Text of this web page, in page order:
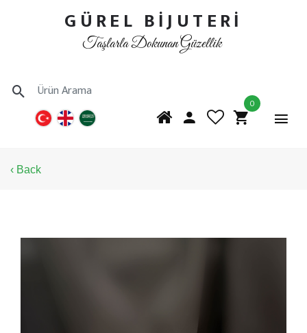
GÜREL BİJUTERİ
Taşlarla Dokunan Güzellik
0
‹ Back